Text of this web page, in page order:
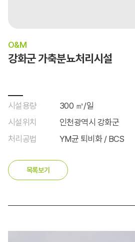
O&M
강화군 가축분뇨처리시설
시설용량
300 ㎥/일
시설위치
인천광역시 강화군
처리공법
YM균 퇴비화 / BCS
목록보기